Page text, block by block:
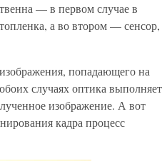
— в первом случае в
а во втором — сенсор,
попадающего на
случаях оптика выполняет
изображение. А вот
кадра процесс